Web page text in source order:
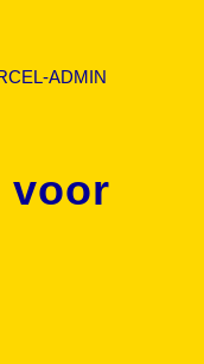
ADMIN
voor